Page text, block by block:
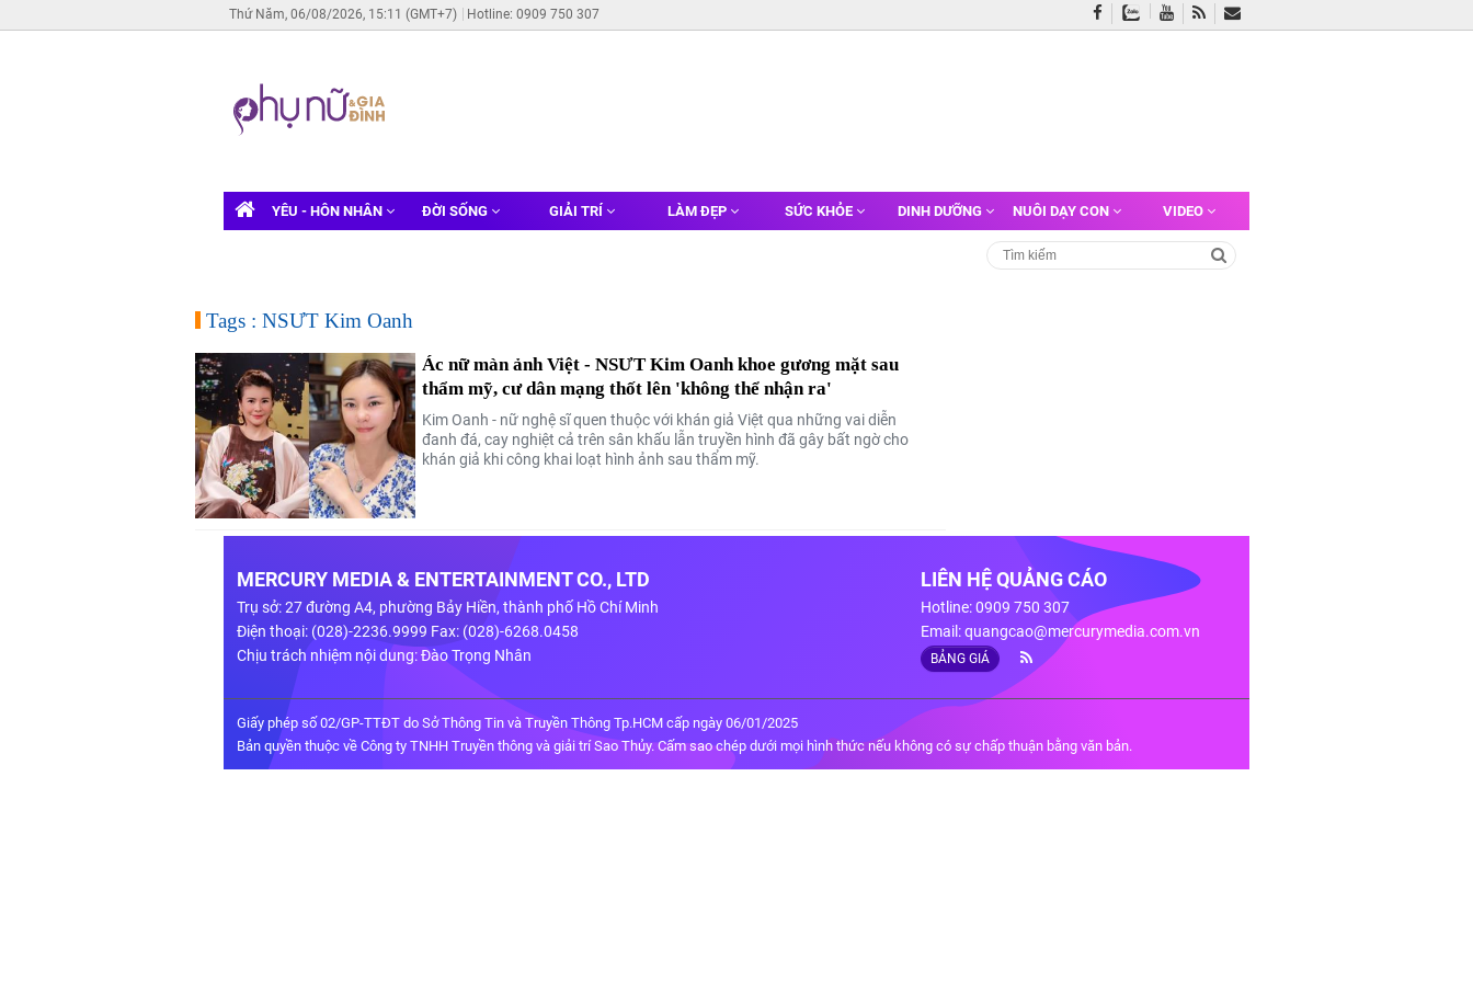
Thứ Năm, 06/08/2026, 15:11 (GMT+7) Hotline: 0909 750 307
YÊU - HÔN NHÂN ĐỜI SỐNG GIẢI TRÍ LÀM ĐẸP SỨC KHỎE DINH DƯỠNG NUÔI DẠY CON VIDEO
Tags : NSƯT Kim Oanh
Ác nữ màn ảnh Việt - NSƯT Kim Oanh khoe gương mặt sau
thẩm mỹ, cư dân mạng thốt lên 'không thể nhận ra'
Kim Oanh - nữ nghệ sĩ quen thuộc với khán giả Việt qua những vai diễn
đanh đá, cay nghiệt cả trên sân khấu lẫn truyền hình đã gây bất ngờ cho
khán giả khi công khai loạt hình ảnh sau thẩm mỹ.
MERCURY MEDIA & ENTERTAINMENT CO., LTD
Trụ sở: 27 đường A4, phường Bảy Hiền, thành phố Hồ Chí Minh
Điện thoại: (028)-2236.9999 Fax: (028)-6268.0458
Chịu trách nhiệm nội dung: Đào Trọng Nhân
LIÊN HỆ QUẢNG CÁO
Hotline: 0909 750 307
Email:quangcao@mercurymedia.com.vn
BẢNG GIÁ
Giấy phép số 02/GP-TTĐT do Sở Thông Tin và Truyền Thông Tp.HCM cấp ngày 06/01/2025
Bản quyền thuộc về Công ty TNHH Truyền thông và giải trí Sao Thủy. Cấm sao chép dưới mọi hình thức nếu không có sự chấp thuận bằng văn bản.